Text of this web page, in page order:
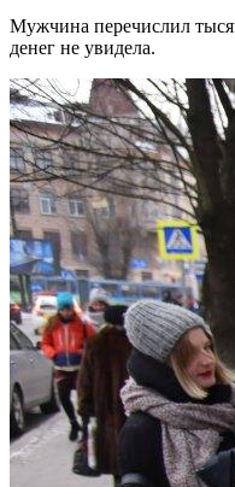
Мужчина перечислил
денег не увидела.